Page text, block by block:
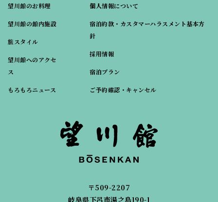
望川館のお料理
望川館の館内施設
旅スタイル
望川館へのアクセ
ス
もろもろニュース
個人情報について
宿泊約款・カスタマーハラスメント基本方
針
採用情報
宿泊プラン
ご予約確認・キャンセル
〒509-2207
岐阜県下呂市湯之島190-1